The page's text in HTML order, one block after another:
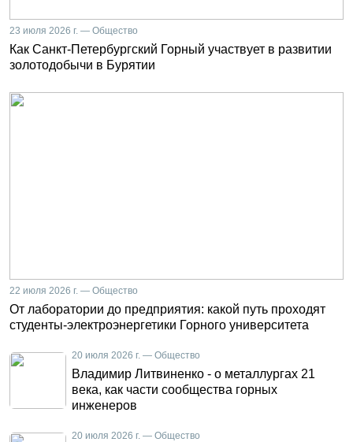
23 июля 2026 г. — Общество
Как Санкт-Петербургский Горный участвует в развитии
золотодобычи в Бурятии
22 июля 2026 г. — Общество
От лаборатории до предприятия: какой путь проходят
студенты-электроэнергетики Горного университета
20 июля 2026 г. — Общество
Владимир Литвиненко - о металлургах 21
века, как части сообщества горных
инженеров
20 июля 2026 г. — Общество